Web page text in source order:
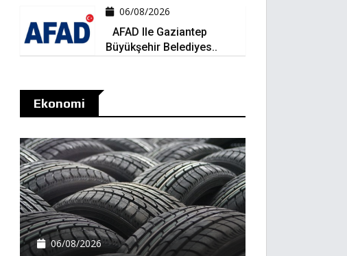
06/08/2026
AFAD Ile Gaziantep
Büyükşehir Belediyes..
Ekonomi
06/08/2026